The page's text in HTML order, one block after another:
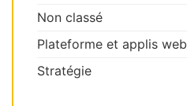
Non classé
Plateforme et applis web
Stratégie